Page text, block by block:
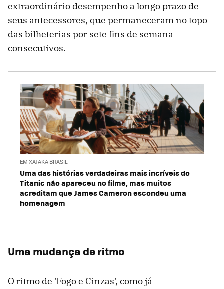
extraordinário desempenho a longo prazo de
seus antecessores, que permaneceram no topo
das bilheterias por sete fins de semana
consecutivos.
EM XATAKA BRASIL
Uma das histórias verdadeiras mais incríveis do
Titanic não apareceu no filme, mas muitos
acreditam que James Cameron escondeu uma
homenagem
Uma mudança de ritmo
O ritmo de 'Fogo e Cinzas', como já